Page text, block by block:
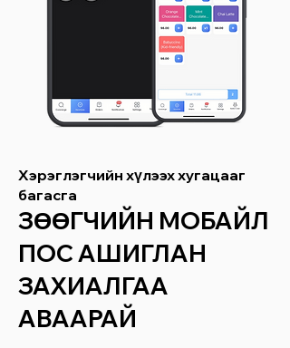
Хэрэглэгчийн хүлээх хугацааг
багасга
ЗӨӨГЧИЙН МОБАЙЛ
ПОС АШИГЛАН
ЗАХИАЛГАА
АВААРАЙ